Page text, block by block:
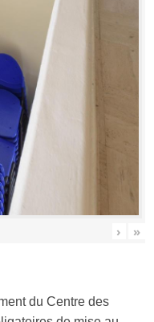
› »
du Centre des